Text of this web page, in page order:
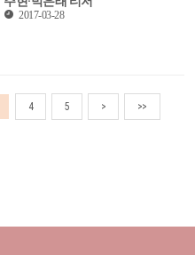
2017-03-28
4 5 > >>